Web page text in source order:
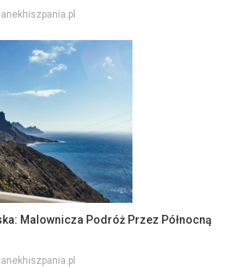
Malownicza Podróż Przez Północną